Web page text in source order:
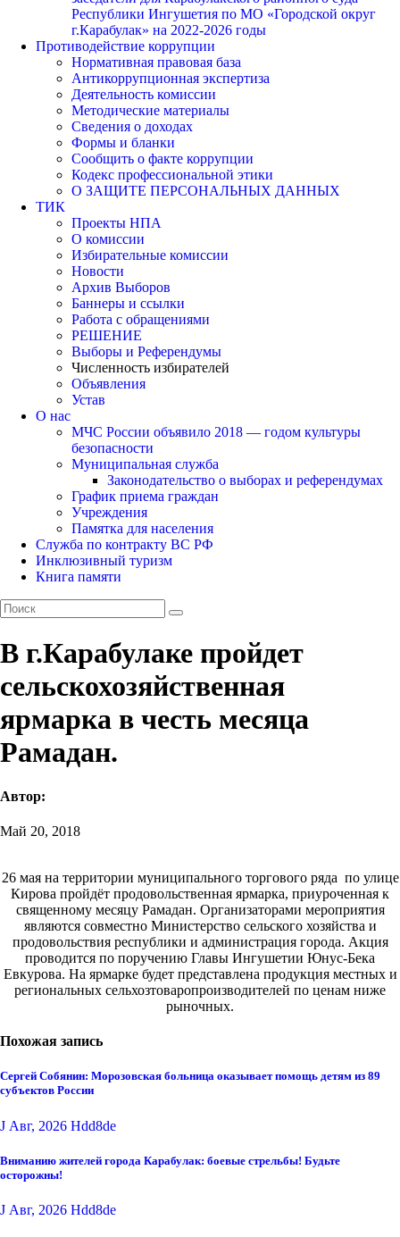
Республики Ингушетия по МО «Городской округ
г.Карабулак» на 2022-2026 годы
Противодействие коррупции
Нормативная правовая база
Антикоррупционная экспертиза
Деятельность комиссии
Методические материалы
Сведения о доходах
Формы и бланки
Сообщить о факте коррупции
Кодекс профессиональной этики
О ЗАЩИТЕ ПЕРСОНАЛЬНЫХ ДАННЫХ
ТИК
Проекты НПА
О комиссии
Избирательные комиссии
Новости
Архив Выборов
Баннеры и ссылки
Работа с обращениями
РЕШЕНИЕ
Выборы и Референдумы
Численность избирателей
Объявления
Устав
О нас
МЧС России объявило 2018 — годом культуры
безопасности
Муниципальная служба
Законодательство о выборах и референдумах
График приема граждан
Учреждения
Памятка для населения
Служба по контракту ВС РФ
Инклюзивный туризм
Книга памяти
В г.Карабулаке пройдет
сельскохозяйственная
ярмарка в честь месяца
Рамадан.
Автор:
Май 20, 2018
26 мая на территории муниципального торгового ряда по улице
Кирова пройдёт продовольственная ярмарка, приуроченная к
священному месяцу Рамадан. Организаторами мероприятия
являются совместно Министерство сельского хозяйства и
продовольствия республики и администрация города. Акция
проводится по поручению Главы Ингушетии Юнус-Бека
Евкурова. На ярмарке будет представлена продукция местных и
региональных сельхозтоваропроизводителей по ценам ниже
рыночных.
Похожая запись
Сергей Собянин: Морозовская больница оказывает помощь детям из 89
субъектов России
J Авг, 2026 Hdd8de
Вниманию жителей города Карабулак: боевые стрельбы! Будьте
осторожны!
J Авг, 2026 Hdd8de